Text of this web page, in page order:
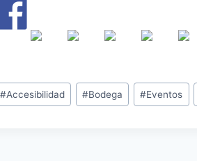
#Accesibilidad #Bodega #Eventos